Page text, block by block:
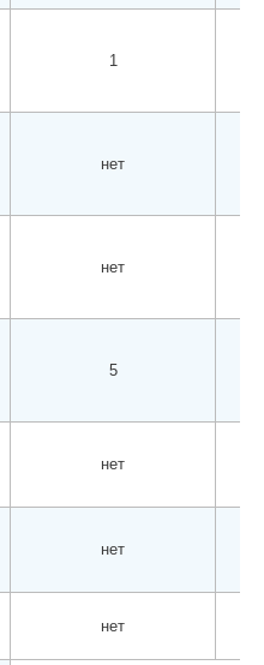
1
нет
нет
5
нет
нет
нет